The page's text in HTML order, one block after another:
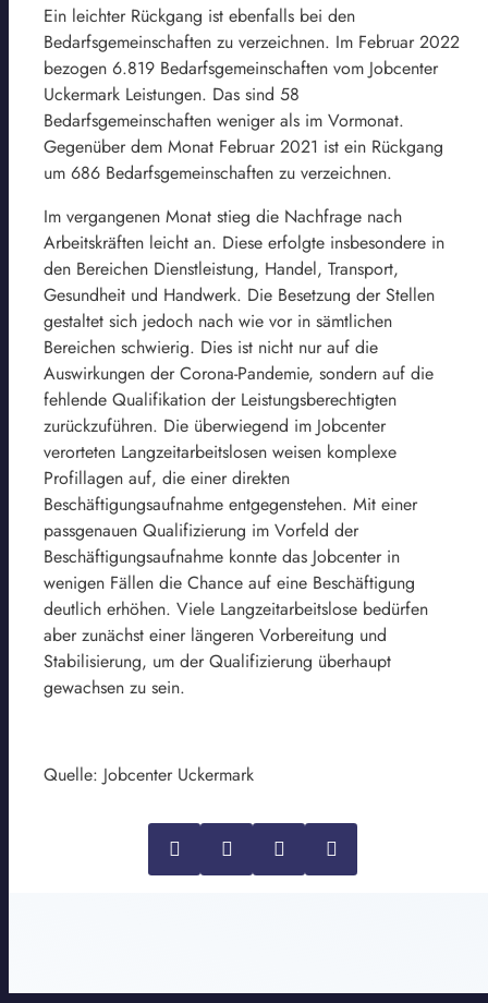
Ein leichter Rückgang ist ebenfalls bei den
Bedarfsgemeinschaften zu verzeichnen. Im Februar 2022
bezogen 6.819 Bedarfsgemeinschaften vom Jobcenter
Uckermark Leistungen. Das sind 58
Bedarfsgemeinschaften weniger als im Vormonat.
Gegenüber dem Monat Februar 2021 ist ein Rückgang
um 686 Bedarfsgemeinschaften zu verzeichnen.
Im vergangenen Monat stieg die Nachfrage nach
Arbeitskräften leicht an. Diese erfolgte insbesondere in
den Bereichen Dienstleistung, Handel, Transport,
Gesundheit und Handwerk. Die Besetzung der Stellen
gestaltet sich jedoch nach wie vor in sämtlichen
Bereichen schwierig. Dies ist nicht nur auf die
Auswirkungen der Corona-Pandemie, sondern auf die
fehlende Qualifikation der Leistungsberechtigten
zurückzuführen. Die überwiegend im Jobcenter
verorteten Langzeitarbeitslosen weisen komplexe
Profillagen auf, die einer direkten
Beschäftigungsaufnahme entgegenstehen. Mit einer
passgenauen Qualifizierung im Vorfeld der
Beschäftigungsaufnahme konnte das Jobcenter in
wenigen Fällen die Chance auf eine Beschäftigung
deutlich erhöhen. Viele Langzeitarbeitslose bedürfen
aber zunächst einer längeren Vorbereitung und
Stabilisierung, um der Qualifizierung überhaupt
gewachsen zu sein.
Quelle: Jobcenter Uckermark